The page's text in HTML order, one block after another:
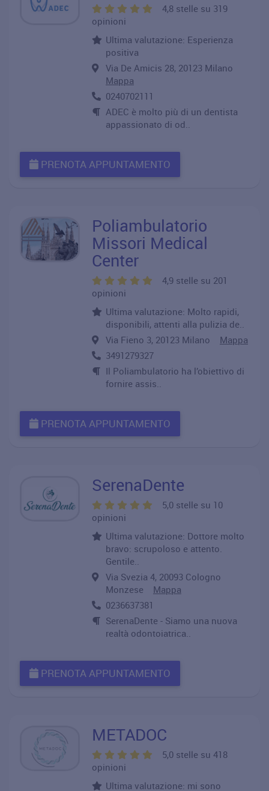
4,8 stelle su 319
opinioni
Ultima valutazione: Esperienza
positiva
Via De Amicis 28, 20123 Milano
Mappa
0240702111
ADEC è molto più di un dentista
appassionato di od..
PRENOTA APPUNTAMENTO
Poliambulatorio
Missori Medical
Center
4,9 stelle su 201
opinioni
Ultima valutazione: Molto rapidi,
disponibili, attenti alla pulizia de..
Via Fieno 3, 20123 Milano Mappa
3491279327
Il Poliambulatorio ha l’obiettivo di
fornire assis..
PRENOTA APPUNTAMENTO
SerenaDente
5,0 stelle su 10
opinioni
Ultima valutazione: Dottore molto
bravo: scrupoloso e attento.
Gentile..
Via Svezia 4, 20093 Cologno
Monzese Mappa
0236637381
SerenaDente - Siamo una nuova
realtà odontoiatrica..
PRENOTA APPUNTAMENTO
METADOC
5,0 stelle su 418
opinioni
Ultima valutazione: mi sono